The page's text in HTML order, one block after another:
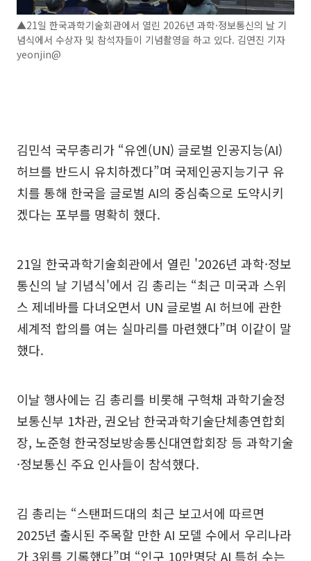
▲21일 한국과학기술회관에서 열린 2026년 과학·정보통신의 날 기
념식에서 수상자 및 참석자들이 기념촬영을 하고 있다. 김연진 기자
yeonjin@
김민석 국무총리가 “유엔(UN) 글로벌 인공지능(AI)
허브를 반드시 유치하겠다”며 국제인공지능기구 유
치를 통해 한국을 글로벌 AI의 중심축으로 도약시키
겠다는 포부를 명확히 했다.
21일 한국과학기술회관에서 열린 '2026년 과학·정보
통신의 날 기념식'에서 김 총리는 “최근 미국과 스위
스 제네바를 다녀오면서 UN 글로벌 AI 허브에 관한
세계적 합의를 여는 실마리를 마련했다”며 이같이 말
했다.
이날 행사에는 김 총리를 비롯해 구혁채 과학기술정
보통신부 1차관, 권오남 한국과학기술단체총연합회
장, 노준형 한국정보방송통신대연합회장 등 과학기술
·정보통신 주요 인사들이 참석했다.
김 총리는 “스탠퍼드대의 최근 보고서에 따르면
2025년 출시된 주목할 만한 AI 모델 수에서 우리나라
가 3위를 기록했다”며 “인구 10만명당 AI 특허 수는